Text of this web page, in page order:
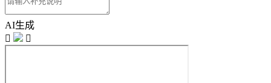
AI生成

